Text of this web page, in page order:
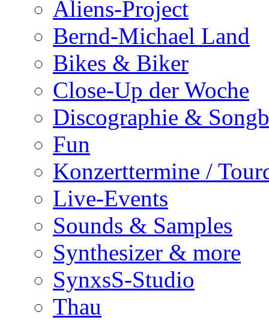
Aliens-Project
Bernd-Michael Land
Bikes & Biker
Close-Up der Woche
Discographie &
Fun
Konzerttermine /
Live-Events
Sounds & Samples
Synthesizer & more
SynxsS-Studio
Thau